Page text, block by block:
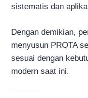
sistematis dan
Dengan demikian,
menyusun PROTA
sesuai dengan
modern saat ini.